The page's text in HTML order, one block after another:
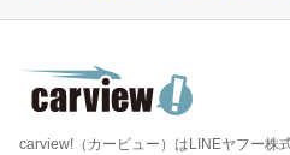
carview!（カービュー）はLINEヤフー株